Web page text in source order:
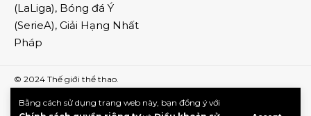
Bằng cách sử dụng trang web này, bạn đồng ý với
(LaLiga), Bóng đá Ý
(SerieA), Giải Hạng Nhất
Pháp
© 2024 Thế giới thể thao